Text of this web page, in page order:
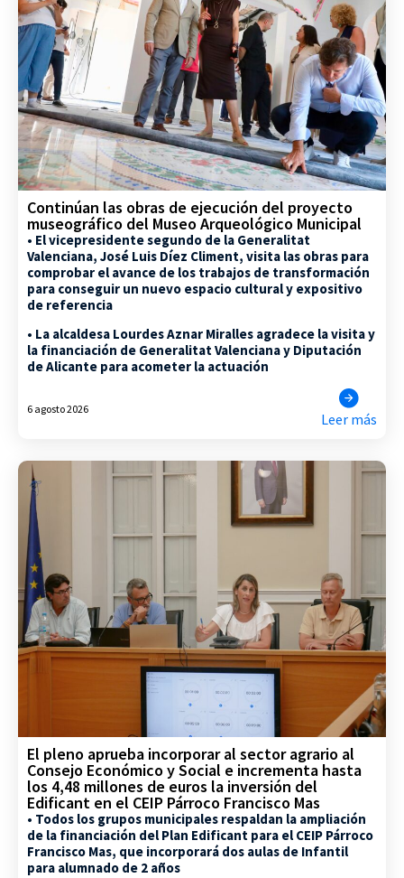
Continúan las obras de ejecución del proyecto
museográfico del Museo Arqueológico Municipal
• El vicepresidente segundo de la Generalitat
Valenciana, José Luis Díez Climent, visita las obras para
comprobar el avance de los trabajos de transformación
para conseguir un nuevo espacio cultural y expositivo
de referencia
• La alcaldesa Lourdes Aznar Miralles agradece la visita y
la financiación de Generalitat Valenciana y Diputación
de Alicante para acometer la actuación
6 agosto 2026
Leer más
El pleno aprueba incorporar al sector agrario al
Consejo Económico y Social e incrementa hasta
los 4,48 millones de euros la inversión del
Edificant en el CEIP Párroco Francisco Mas
• Todos los grupos municipales respaldan la ampliación
de la financiación del Plan Edificant para el CEIP Párroco
Francisco Mas, que incorporará dos aulas de Infantil
para alumnado de 2 años